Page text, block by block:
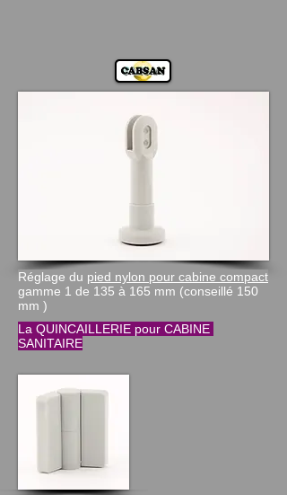
Réglage du pied nylon pour cabine compact
gamme 1 de 135 à 165 mm (conseillé 150
mm )
La QUINCAILLERIE pour CABINE
SANITAIRE